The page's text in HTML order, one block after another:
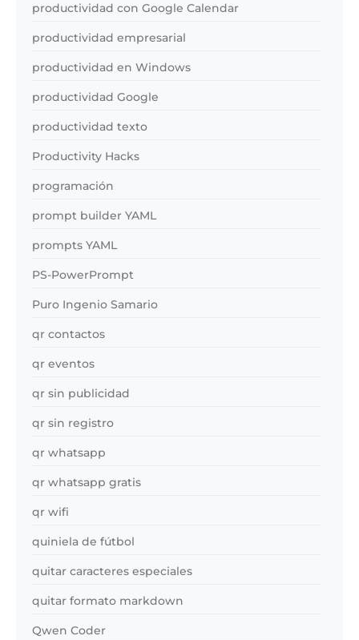
productividad con Google Calendar
productividad empresarial
productividad en Windows
productividad Google
productividad texto
Productivity Hacks
programación
prompt builder YAML
prompts YAML
PS-PowerPrompt
Puro Ingenio Samario
qr contactos
qr eventos
qr sin publicidad
qr sin registro
qr whatsapp
qr whatsapp gratis
qr wifi
quiniela de fútbol
quitar caracteres especiales
quitar formato markdown
Qwen Coder